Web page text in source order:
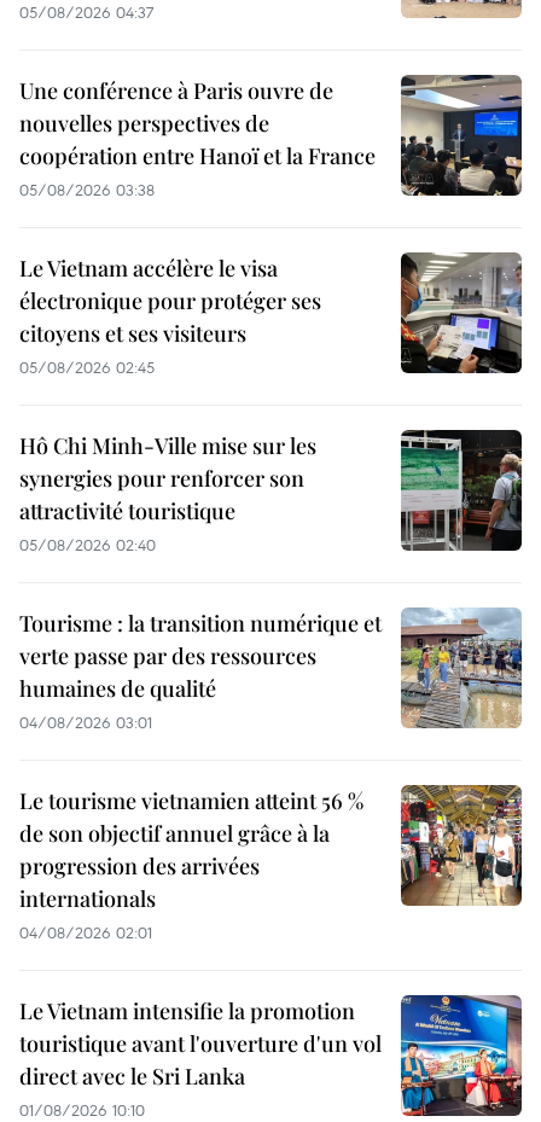
05/08/2026 04:37
Une conférence à Paris ouvre de
nouvelles perspectives de
coopération entre Hanoï et la France
05/08/2026 03:38
Le Vietnam accélère le visa
électronique pour protéger ses
citoyens et ses visiteurs
05/08/2026 02:45
Hô Chi Minh-Ville mise sur les
synergies pour renforcer son
attractivité touristique
05/08/2026 02:40
Tourisme : la transition numérique et
verte passe par des ressources
humaines de qualité
04/08/2026 03:01
Le tourisme vietnamien atteint 56 %
de son objectif annuel grâce à la
progression des arrivées
internationals
04/08/2026 02:01
Le Vietnam intensifie la promotion
touristique avant l'ouverture d'un vol
direct avec le Sri Lanka
01/08/2026 10:10